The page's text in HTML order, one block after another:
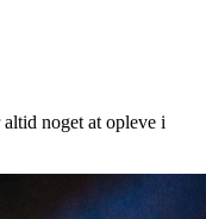
noget at opleve i